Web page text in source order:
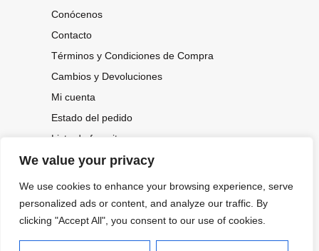
We value your privacy
We use cookies to enhance your browsing experience, serve
personalized ads or content, and analyze our traffic. By
clicking "Accept All", you consent to our use of cookies.
Conócenos
Contacto
Términos y Condiciones de Compra
Cambios y Devoluciones
Mi cuenta
Estado del pedido
Lista de favoritos
CONOCE NUESTRAS NOVEDADES,
OFERTAS...